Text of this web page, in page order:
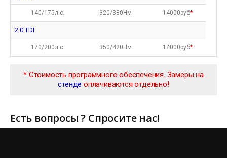
140/175л.с. 320/380Нм 14000руб*
2.0 TDI
170/200л.с. 350/420Нм 14000руб*
* Стоимость программного обеспечения. Замеры на
стенде оплачиваются отдельно!
Есть вопросы ? Спросите нас!